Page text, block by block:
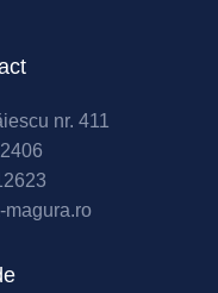
nr. 411
magura.ro